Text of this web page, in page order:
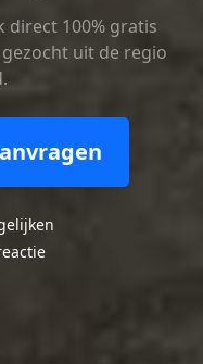
direct 100% gratis
uit de regio